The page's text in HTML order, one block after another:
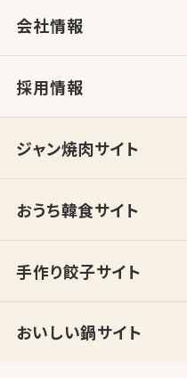
会社情報
採用情報
ジャン焼肉サイト
おうち韓食サイト
手作り餃子サイト
おいしい鍋サイト